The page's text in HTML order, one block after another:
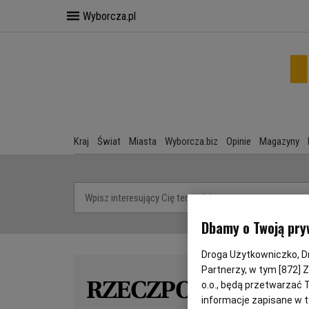
Wyborcza.pl
Kraj Świat Miasta Wyborcza.biz Opinie Magazyny
RZECZPOSPOLITA
Dbamy o Twoją
Droga Użytkowniczko,
Partnerzy, w tym [872]
o.o., będą przetwarzać
informacje zapisane w